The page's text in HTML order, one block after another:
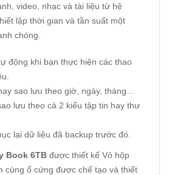
video, nhạc và tài liệu từ hệ
lập thời gian và tần suất một
chóng.
động khi bạn thực hiện các thao
sao lưu theo giờ, ngày, tháng…
lưu theo cả 2 kiểu tập tin hay thư
lại dữ liệu đã backup trước đó.
Book 6TB được thiết kế Vỏ hộp
cùng ổ cứng được chế tạo và thiết